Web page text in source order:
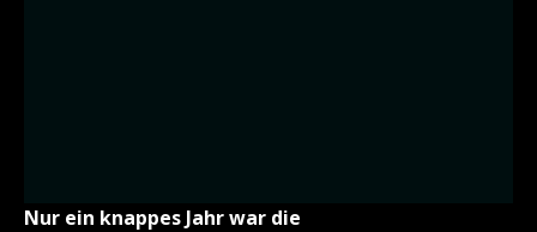
Nur ein knappes Jahr war die